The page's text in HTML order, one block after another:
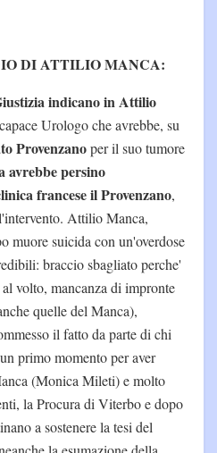
DI ATTILIO MANCA:
indicano in Attilio
Urologo che avrebbe, su
Provenzanoper il suo tumore
avrebbe persino
francese il Provenzano,
Attilio Manca,
muore suicida con un'overdose
braccio sbagliato perche'
volto, mancanza di impronte
quelle del Manca),
il fatto da parte di chi
primo momento per aver
(Monica Mileti) e molto
la Procura di Viterbo e dopo
a sostenere la tesi del